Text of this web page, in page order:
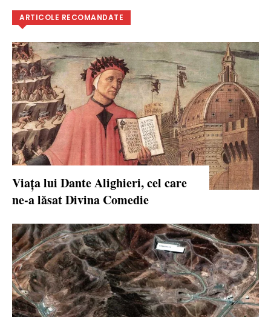
ARTICOLE RECOMANDATE
Viața lui Dante Alighieri, cel care
ne-a lăsat Divina Comedie